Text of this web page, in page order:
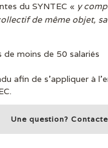
du SYNTEC « y
de même objet,
de moins de 50 salariés
afin de s’appliquer à
Une question?